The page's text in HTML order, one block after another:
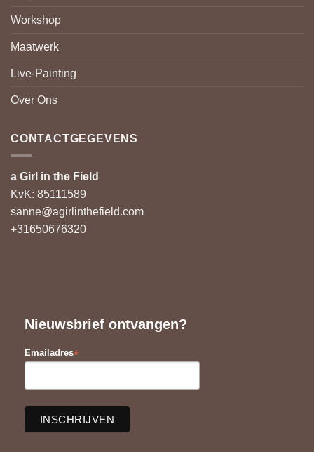
Workshop
Maatwerk
Live-Painting
Over Ons
CONTACTGEGEVENS
a Girl in the Field
KvK: 85111589
sanne@agirlinthefield.com
+31650676320
Nieuwsbrief ontvangen?
Emailadres*